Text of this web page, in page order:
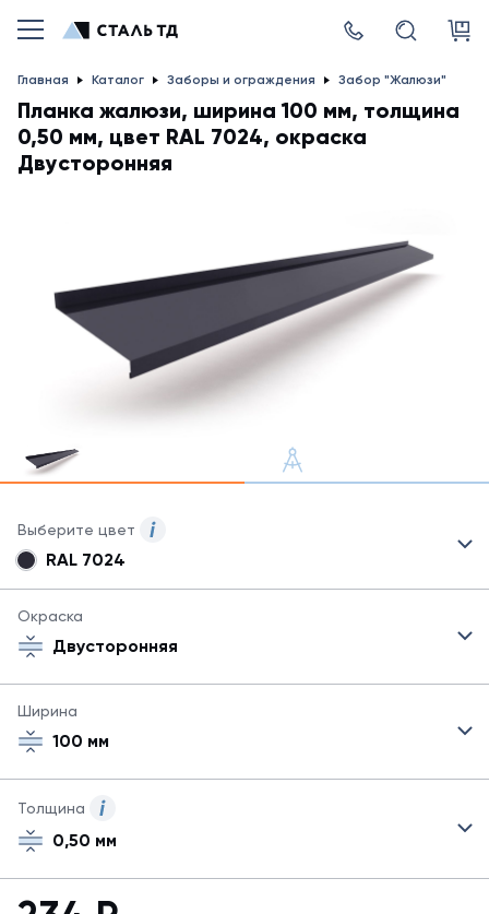
Главная Каталог Заборы и ограждения Забор "Жалюзи"
Планка жалюзи, ширина 100 мм, толщина
0,50 мм, цвет RAL 7024, окраска
Двусторонняя
Выберите цвет
быть
все
цвета
RAL 7024
Окраска
Двусторонняя
Ширина
100 мм
Толщина
0,50 мм